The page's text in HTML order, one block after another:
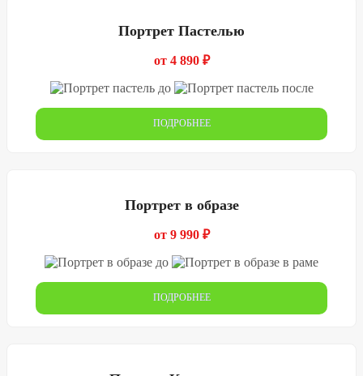
Портрет Пастелью
от 4 890 ₽
ПОДРОБНЕЕ
Портрет в образе
от 9 990 ₽
ПОДРОБНЕЕ